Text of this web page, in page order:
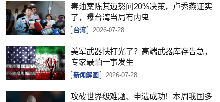
毒油案陈其迈怒问20%决策，卢秀燕证实
了，曝台湾当局有内鬼
台湾 2026-07-28
美军武器快打光了？高端武器库存告急，
专家最怕一事发生
新闻解画 2026-07-28
攻破世界级难题、申遗成功！本周我国多